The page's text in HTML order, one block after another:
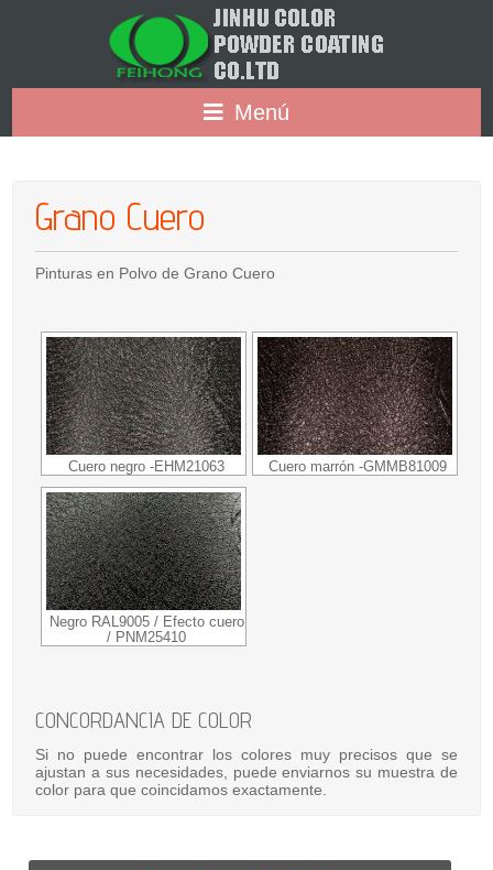
Menú
Grano Cuero
Pinturas en Polvo de Grano Cuero
Cuero negro -EHM21063 Cuero marrón -GMMB81009
Negro RAL9005 / Efecto cuero
/ PNM25410
CONCORDANCIA DE COLOR
Si no puede encontrar los colores muy precisos que se
ajustan a sus necesidades, puede enviarnos su muestra de
color para que coincidamos exactamente.